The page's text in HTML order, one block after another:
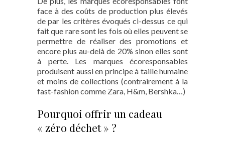
face à des coûts de production plus élevés
de par les critères évoqués ci-dessus ce qui
fait que rare sont les fois où elles peuvent se
permettre de réaliser des promotions et
encore plus au-delà de 20% sinon elles sont
à perte. Les marques écoresponsables
produisent aussi en principe à taille humaine
et moins de collections (contrairement à la
fast-fashion comme Zara, H&m, Bershka…)
Pourquoi offrir un cadeau
« zéro déchet » ?